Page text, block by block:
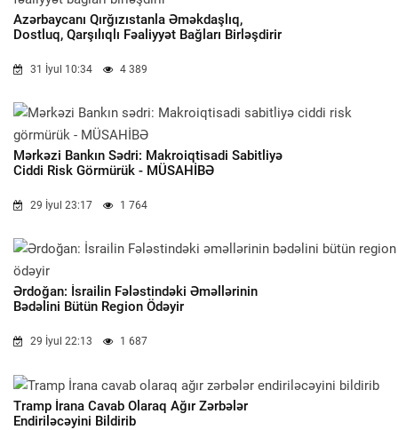
Azərbaycanı Qırğızıstanla Əməkdaşlıq,
Dostluq, Qarşılıqlı Fəaliyyət Bağları Birləşdirir
31 İyul 10:34 4 389
Mərkəzi Bankın Sədri: Makroiqtisadi Sabitliyə
Ciddi Risk Görmürük - MÜSAHİBƏ
29 İyul 23:17 1 764
Ərdoğan: İsrailin Fələstindəki Əməllərinin
Bədəlini Bütün Region Ödəyir
29 İyul 22:13 1 687
Tramp İrana Cavab Olaraq Ağır Zərbələr
Endiriləcəyini Bildirib